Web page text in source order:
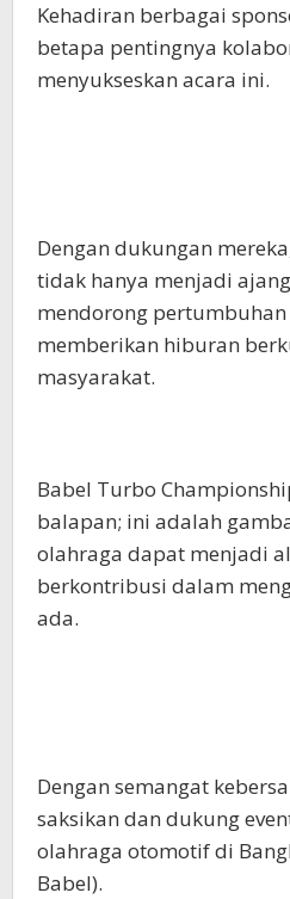
Kehadiran berbagai
betapa pentingnya
menyukseskan acara ini.
Dengan dukungan
tidak hanya menjadi
mendorong
memberikan hiburan
masyarakat.
Babel Turbo
balapan; ini adalah
olahraga dapat menjadi
berkontribusi dalam
ada.
Dengan semangat
saksikan dan dukung
olahraga otomotif di
Babel).